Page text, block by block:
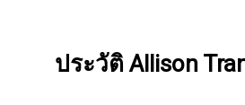
ประวัติ Allison